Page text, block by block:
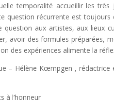
temporalité accueillir les très
question récurrente est toujours
question aux artistes, aux lieux
avoir des formules préparées,
des expériences alimente la
– Hélène Kœmpgen ,
à l’honneur